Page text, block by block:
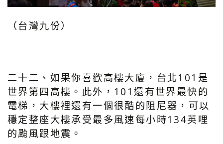
（台灣九份）
二十二、如果你喜歡高樓大廈，台北101是
世界第四高樓。此外，101還有世界最快的
電梯，大樓裡還有一個很酷的阻尼器，可以
穩定整座大樓承受最多風速每小時134英哩
的颱風跟地震。